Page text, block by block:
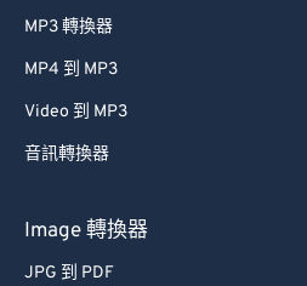
MP3 轉換器
MP4 到 MP3
Video 到 MP3
音訊轉換器
Image 轉換器
JPG 到 PDF